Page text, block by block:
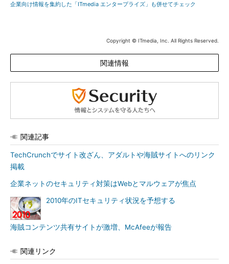
企業向け情報を集約した「ITmedia エンタープライズ」も併せてチェック
Copyright © ITmedia, Inc. All Rights Reserved.
関連情報
関連記事
TechCrunchでサイト改ざん、アダルトや海賊サイトへのリンク
掲載
企業ネットのセキュリティ対策はWebとマルウェアが焦点
2010年のITセキュリティ状況を予想する
海賊コンテンツ共有サイトが激増、McAfeeが報告
関連リンク